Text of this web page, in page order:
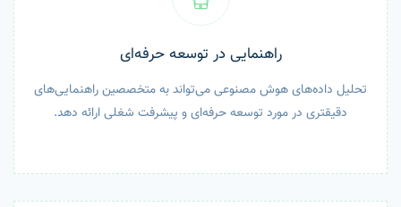
راهنمایی در توسعه حرفه‌ای
تحلیل داده‌های هوش مصنوعی می‌تواند به متخصصین راهنمایی‌های
دقیقتری در مورد توسعه حرفه‌ای و پیشرفت شغلی ارائه دهد.